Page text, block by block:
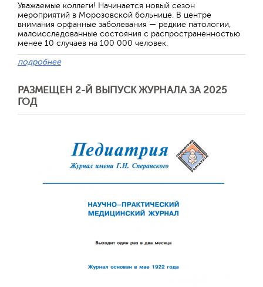
Уважаемые коллеги! Начинается новый сезон
мероприятий в Морозовской больнице. В центре
внимания орфанные заболевания — редкие патологии,
малоисследованные состояния с распространенностью
менее 10 случаев на 100 000 человек.
подробнее
РАЗМЕЩЕН 2-Й ВЫПУСК ЖУРНАЛА ЗА 2025
ГОД